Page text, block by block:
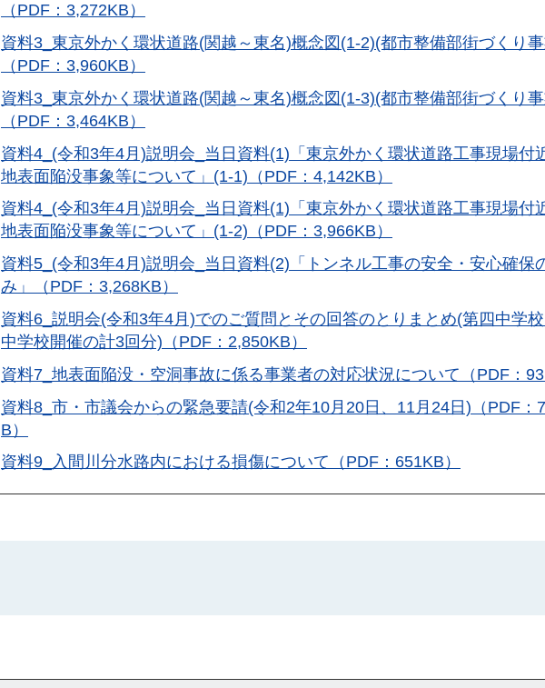
（PDF：3,272KB）
資料3_東京外かく環状道路(関越～東名)概念図(1-2)(都市整備部街づくり
（PDF：3,960KB）
資料3_東京外かく環状道路(関越～東名)概念図(1-3)(都市整備部街づくり
（PDF：3,464KB）
資料4_(令和3年4月)説明会_当日資料(1)「東京外かく環状道路工事現場付
地表面陥没事象等について」(1-1)（PDF：4,142KB）
資料4_(令和3年4月)説明会_当日資料(1)「東京外かく環状道路工事現場付
地表面陥没事象等について」(1-2)（PDF：3,966KB）
資料5_(令和3年4月)説明会_当日資料(2)「トンネル工事の安全・安心確保
み」（PDF：3,268KB）
資料6_説明会(令和3年4月)でのご質問とその回答のとりまとめ(第四中学
中学校開催の計3回分)（PDF：2,850KB）
資料7_地表面陥没・空洞事故に係る事業者の対応状況について（PDF：
資料8_市・市議会からの緊急要請(令和2年10月20日、11月24日)（PDF：
B）
資料9_入間川分水路内における損傷について（PDF：651KB）